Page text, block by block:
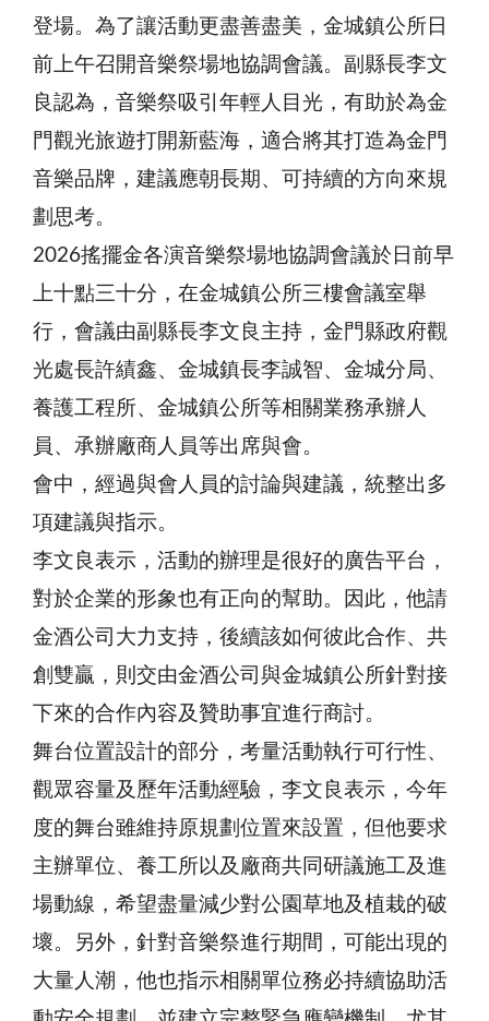
登場。為了讓活動更盡善盡美，金城鎮公所日
前上午召開音樂祭場地協調會議。副縣長李文
良認為，音樂祭吸引年輕人目光，有助於為金
門觀光旅遊打開新藍海，適合將其打造為金門
音樂品牌，建議應朝長期、可持續的方向來規
劃思考。
2026搖擺金各演音樂祭場地協調會議於日前早
上十點三十分，在金城鎮公所三樓會議室舉
行，會議由副縣長李文良主持，金門縣政府觀
光處長許績鑫、金城鎮長李誠智、金城分局、
養護工程所、金城鎮公所等相關業務承辦人
員、承辦廠商人員等出席與會。
會中，經過與會人員的討論與建議，統整出多
項建議與指示。
李文良表示，活動的辦理是很好的廣告平台，
對於企業的形象也有正向的幫助。因此，他請
金酒公司大力支持，後續該如何彼此合作、共
創雙贏，則交由金酒公司與金城鎮公所針對接
下來的合作內容及贊助事宜進行商討。
舞台位置設計的部分，考量活動執行可行性、
觀眾容量及歷年活動經驗，李文良表示，今年
度的舞台雖維持原規劃位置來設置，但他要求
主辦單位、養工所以及廠商共同研議施工及進
場動線，希望盡量減少對公園草地及植栽的破
壞。另外，針對音樂祭進行期間，可能出現的
大量人潮，他也指示相關單位務必持續協助活